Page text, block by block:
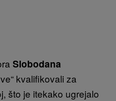
Slobodana
kvalifikovali za
što je itekako ugrejalo